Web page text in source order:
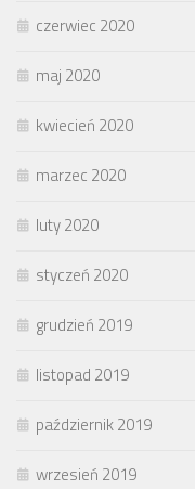
czerwiec 2020
maj 2020
kwiecień 2020
marzec 2020
luty 2020
styczeń 2020
grudzień 2019
listopad 2019
październik 2019
wrzesień 2019